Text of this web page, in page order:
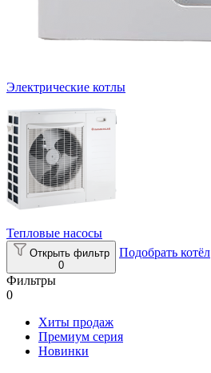
Электрические котлы
Тепловые насосы
Открыть фильтр
0
Подобрать котёл
Фильтры
0
Хиты продаж
Премиум серия
Новинки